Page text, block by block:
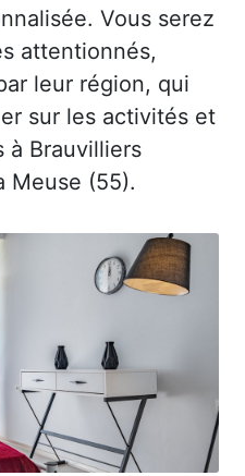
Vous serez
attentionnés,
leur région, qui
sur les activités et
à Brauvilliers
Meuse (55).